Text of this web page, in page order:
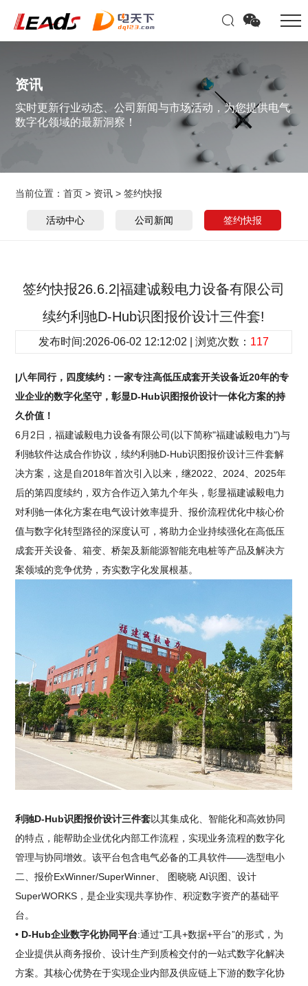
资讯
实时更新行业动态、公司新闻与市场活动，为您提供电气
数字化领域的最新洞察！
当前位置：首页 > 资讯 >签约快报
活动中心 公司新闻 签约快报
签约快报26.6.2|福建诚毅电力设备有限公司
续约利驰D-Hub识图报价设计三件套!
发布时间:2026-06-02 12:12:02 | 浏览次数： 117
|八年同行，四度续约：一家专注高低压成套开关设备近20年的专
业企业的数字化坚守，彰显D-Hub识图报价设计一体化方案的持
久价值！
6月2日，福建诚毅电力设备有限公司(以下简称"福建诚毅电力")与
利驰软件达成合作协议，续约利驰D-Hub识图报价设计三件套解
决方案，这是自2018年首次引入以来，继2022、2024、2025年
后的第四度续约，双方合作迈入第九个年头，彰显福建诚毅电力
对利驰一体化方案在电气设计效率提升、报价流程优化中核心价
值与数字化转型路径的深度认可，将助力企业持续强化在高低压
成套开关设备、箱变、桥架及新能源智能充电桩等产品及解决方
案领域的竞争优势，夯实数字化发展根基。
利驰D-Hub识图报价设计三件套以其集成化、智能化和高效协同
的特点，能帮助企业优化内部工作流程，实现业务流程的数字化
管理与协同增效。该平台包含电气必备的工具软件——选型电小
二、报价ExWinner/SuperWinner、 图晓晓 AI识图、设计
SuperWORKS，是企业实现共享协作、积淀数字资产的基础平
台。
• D-Hub企业数字化协同平台:通过“工具+数据+平台”的形式，为
企业提供从商务报价、设计生产到质检交付的一站式数字化解决
方案。其核心优势在于实现企业内部及供应链上下游的数字化协